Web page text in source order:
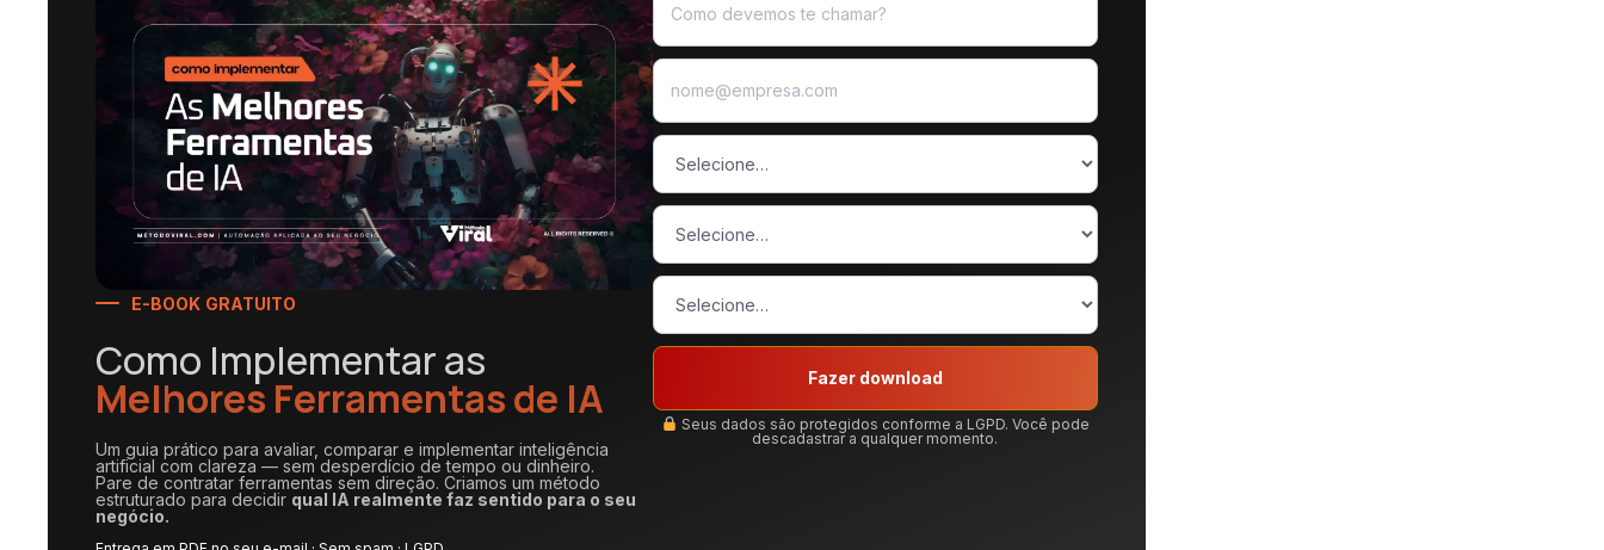
E-BOOK GRATUITO
Como Implementar as
Melhores Ferramentas de IA
Um guia prático para avaliar, comparar e implementar inteligência
artificial com clareza — sem desperdício de tempo ou dinheiro.
Pare de contratar ferramentas sem direção. Criamos um método
estruturado para decidir qual IA realmente faz sentido para o seu
negócio.
Fazer download
Seus dados são protegidos conforme a LGPD. Você pode
descadastrar a qualquer momento.